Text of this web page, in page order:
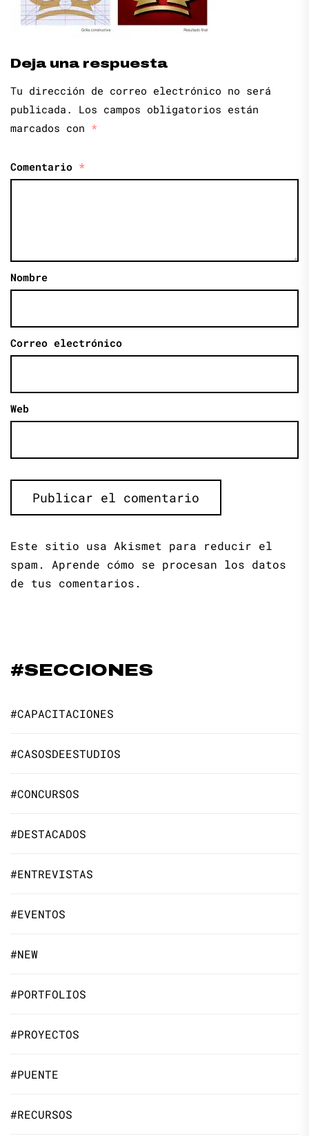
Deja una respuesta
Tu dirección de correo electrónico no será
publicada.
Los campos obligatorios están
marcados con *
Comentario *
Nombre
Correo electrónico
Web
Este sitio usa Akismet para reducir el
spam. Aprende cómo se procesan los datos
de tus comentarios.
#SECCIONES
#CAPACITACIONES
#CASOSDEESTUDIOS
#CONCURSOS
#DESTACADOS
#ENTREVISTAS
#EVENTOS
#NEW
#PORTFOLIOS
#PROYECTOS
#PUENTE
#RECURSOS